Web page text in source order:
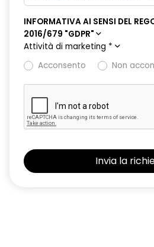
INFORMATIVA AI SENSI DEL
2016/679 "GDPR"
Attività di marketing *
Acconsento
Non